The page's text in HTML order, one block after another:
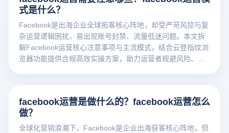
式是什么？
Facebook是出海企业全球拓客核心阵地，却受严苛风控与复
杂运营逻辑困扰，易出现账号封禁、流量低迷问题。本文拆
解Facebook运营核心注意事项与主流模式，结合云登指纹浏
览器功能提供合规高效实操方案，助力运营者规避风险、提
facebook运营是做什么的？facebook运营怎么
做？
全球化营销浪潮下，Facebook是企业出海获客核心阵地，但